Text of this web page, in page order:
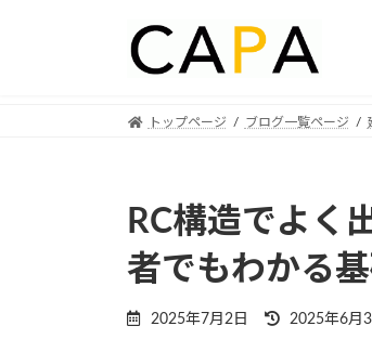
トップページ ブログ一覧ページ
RC構造でよく
者でもわかる
2025年7月2日
Last
updated
2025年6月